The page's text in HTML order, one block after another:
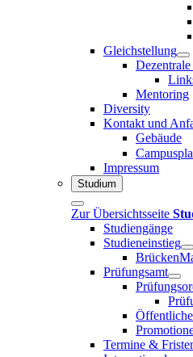
Gleichstellung
Mentoring
Diversity
Kontakt und
Gebäude
Impressum
Studium
Zur Übersichtsseite
Studiengänge
Studieneinstieg
Prüfungsamt
Termine &